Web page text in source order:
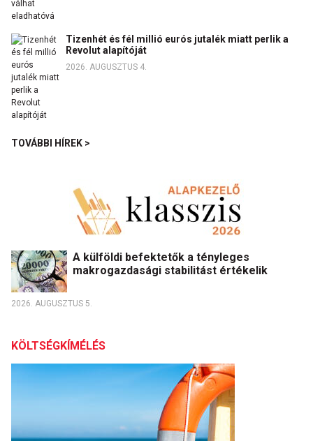
Tizenhét és fél millió eurós jutalék miatt perlik a
Revolut alapítóját
2026. AUGUSZTUS 4.
TOVÁBBI HÍREK >
A külföldi befektetők a tényleges
makrogazdasági stabilitást értékelik
2026. AUGUSZTUS 5.
KÖLTSÉGKÍMÉLÉS